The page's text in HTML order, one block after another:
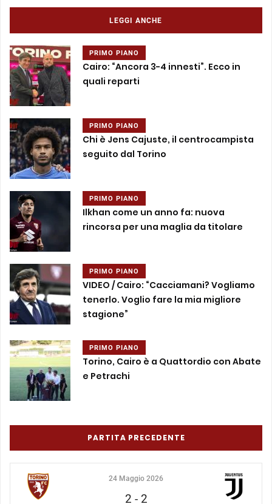
LEGGI ANCHE
PRIMO PIANO
Cairo: “Ancora 3-4 innesti”. Ecco in
quali reparti
PRIMO PIANO
Chi è Jens Cajuste, il centrocampista
seguito dal Torino
PRIMO PIANO
Ilkhan come un anno fa: nuova
rincorsa per una maglia da titolare
PRIMO PIANO
VIDEO / Cairo: “Cacciamani? Vogliamo
tenerlo. Voglio fare la mia migliore
stagione”
PRIMO PIANO
Torino, Cairo è a Quattordio con Abate
e Petrachi
PARTITA PRECEDENTE
24 Maggio 2026
2 - 2